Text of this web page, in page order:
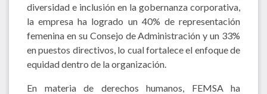
diversidad e inclusión en la gobernanza corporativa,
la empresa ha logrado un 40% de representación
femenina en su Consejo de Administración y un 33%
en puestos directivos, lo cual fortalece el enfoque de
equidad dentro de la organización.
En materia de derechos humanos, FEMSA ha